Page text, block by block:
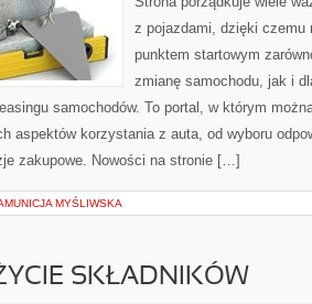
z pojazdami, dzięki czemu
punktem startowym
zmianę samochodu, jak i
samochodów. To portal, w którym
aspektów korzystania z auta, od wyboru
zakupowe. Nowości na stronie […]
MYŚLIWSKA
SKŁADNIKÓW